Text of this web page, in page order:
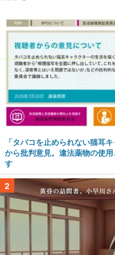
「タバコを止められない猫耳
から批判意見。違法薬物の使
す
2